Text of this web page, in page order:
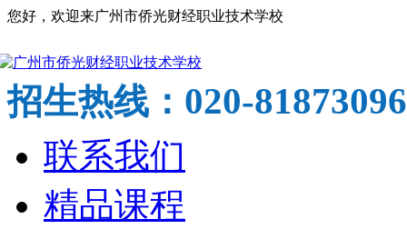
您好，欢迎来广州市侨光财经职业技术学校
招生热线： 020-81873096
联系我们
精品课程